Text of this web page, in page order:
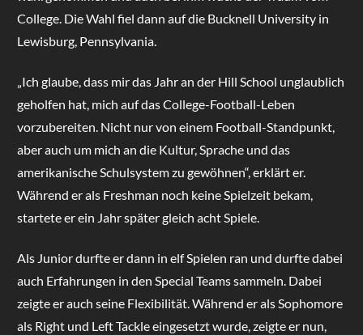
College. Die Wahl fiel dann auf die Bucknell University in
Lewisburg, Pennsylvania.
„Ich glaube, dass mir das Jahr an der Hill School unglaublich
geholfen hat, mich auf das College-Football-Leben
vorzubereiten. Nicht nur von einem Football-Standpunkt,
aber auch um mich an die Kultur, Sprache und das
amerikanische Schulsystem zu gewöhnen“, erklärt er.
Während er als Freshman noch keine Spielzeit bekam,
startete er ein Jahr später gleich acht Spiele.
Als Junior durfte er dann in elf Spielen ran und durfte dabei
auch Erfahrungen in den Special Teams sammeln. Dabei
zeigte er auch seine Flexibilität. Während er als Sophomore
als Right und Left Tackle eingesetzt wurde, zeigte er nun,